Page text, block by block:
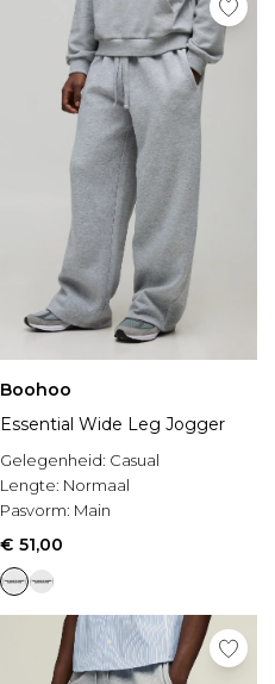
Boohoo
Essential Wide Leg Jogger
Gelegenheid: Casual
Lengte: Normaal
Pasvorm: Main
€ 51,00